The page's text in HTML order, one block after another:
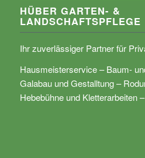
HÜBER GARTEN- &
LANDSCHAFTSPFLEGE
Ihr zuverlässiger Partner für
Hausmeisterservice – Baum-
Galabau und Gestalltung –
Hebebühne und Kletterarbeiten